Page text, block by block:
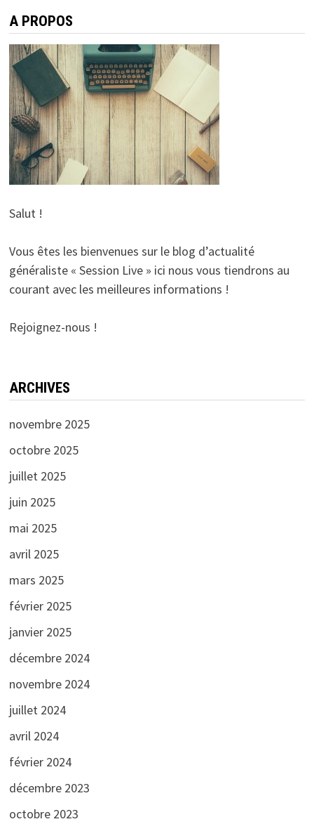
A PROPOS
Salut !
Vous êtes les bienvenues sur le blog d’actualité
généraliste « Session Live » ici nous vous tiendrons au
courant avec les meilleures informations !
Rejoignez-nous !
ARCHIVES
novembre 2025
octobre 2025
juillet 2025
juin 2025
mai 2025
avril 2025
mars 2025
février 2025
janvier 2025
décembre 2024
novembre 2024
juillet 2024
avril 2024
février 2024
décembre 2023
octobre 2023